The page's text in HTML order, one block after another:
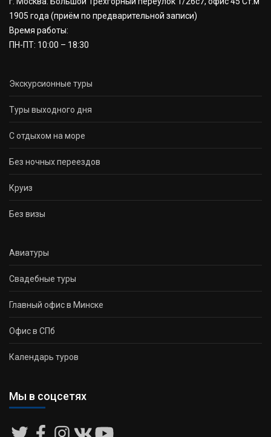
1905 года (приём по предварительной записи)
Время работы:
ПН-ПТ: 10:00 – 18:30
Экскурсионные туры
Туры выходного дня
С отдыхом на море
Без ночных переездов
Круиз
Без визы
Авиатуры
Свадебные туры
Главный офис в Минске
Офис в СПб
Календарь туров
Мы в соцсетях